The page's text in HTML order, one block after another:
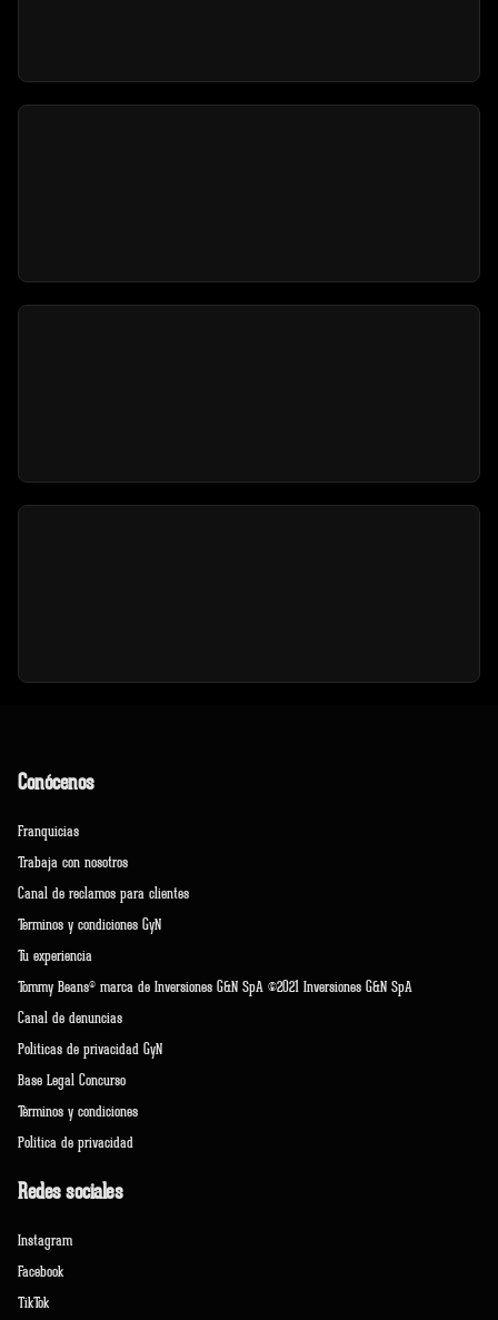
Conócenos
Franquicias
Trabaja con nosotros
Canal de reclamos para clientes
Terminos y condiciones GyN
Tu experiencia
Tommy Beans® marca de Inversiones G&N SpA ©2021 Inversiones G&N SpA
Canal de denuncias
Políticas de privacidad GyN
Base Legal Concurso
Términos y condiciones
Política de privacidad
Redes sociales
Instagram
Facebook
TikTok